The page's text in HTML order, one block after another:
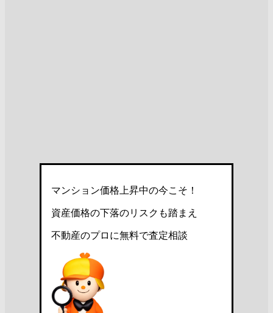
マンション価格上昇中の今こそ！
資産価格の下落のリスクも踏まえ
不動産のプロに無料で査定相談